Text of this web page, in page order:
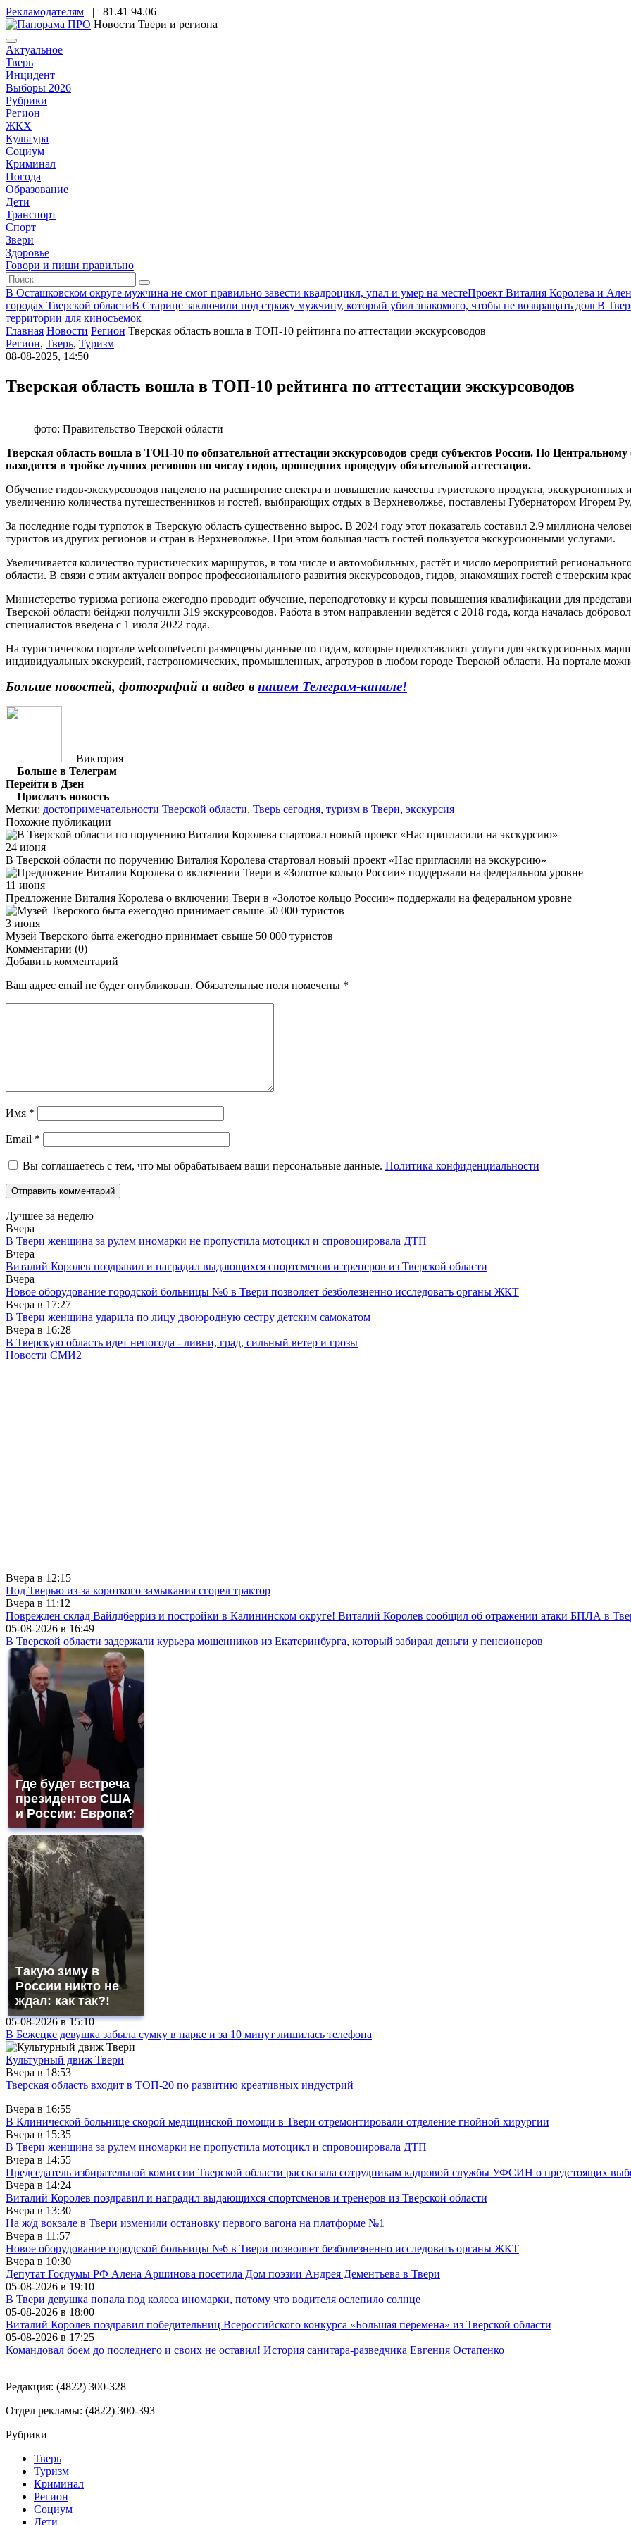
Рекламодателям | 81.41 94.06
Новости Твери и региона
Актуальное
Тверь
Инцидент
Выборы 2026
Рубрики
Регион
ЖКХ
Культура
Социум
Криминал
Погода
Образование
Дети
Транспорт
Спорт
Звери
Здоровье
Говори и пиши правильно
В Осташковском округе мужчина не смог правильно завести квадроцикл, упал и умер на местеПроект Виталия Королева и
городах Тверской областиВ Старице заключили под стражу мужчину, который убил знакомого, чтобы не возвращать долгВ
территории для киносъемок
Главная Новости Регион Тверская область вошла в ТОП-10 рейтинга по аттестации экскурсоводов
Регион, Тверь, Туризм
08-08-2025, 14:50
Тверская область вошла в ТОП-10 рейтинга по аттестации экскурсоводов
фото: Правительство Тверской области
Тверская область вошла в ТОП-10 по обязательной аттестации экскурсоводов среди субъектов России. По
находится в тройке лучших регионов по числу гидов, прошедших процедуру обязательной аттестации.
Обучение гидов-экскурсоводов нацелено на расширение спектра и повышение качества туристского продукта, экскурсионных
увеличению количества путешественников и гостей, выбирающих отдых в Верхневолжье, поставлены Губернатором Игорем
За последние годы турпоток в Тверскую область существенно вырос. В 2024 году этот показатель составил 2,9 миллиона
туристов из других регионов и стран в Верхневолжье. При этом большая часть гостей пользуется экскурсионными услугами.
Увеличивается количество туристических маршрутов, в том числе и автомобильных, растёт и число мероприятий
области. В связи с этим актуален вопрос профессионального развития экскурсоводов, гидов, знакомящих гостей с тверским
Министерство туризма региона ежегодно проводит обучение, переподготовку и курсы повышения квалификации для
Тверской области бейджи получили 319 экскурсоводов. Работа в этом направлении ведётся с 2018 года, когда началась
специалистов введена с 1 июля 2022 года.
На туристическом портале welcometver.ru размещены данные по гидам, которые предоставляют услуги для экскурсионных
индивидуальных экскурсий, гастрономических, промышленных, агротуров в любом городе Тверской области. На портале
Больше новостей, фотографий и видео в нашем Телеграм-канале!
Виктория
Больше в Телеграм
Перейти в Дзен
Прислать новость
Метки: достопримечательности Тверской области, Тверь сегодня, туризм в Твери, экскурсия
Похожие публикации
24 июня
В Тверской области по поручению Виталия Королева стартовал новый проект «Нас пригласили на экскурсию»
11 июня
Предложение Виталия Королева о включении Твери в «Золотое кольцо России» поддержали на федеральном уровне
3 июня
Музей Тверского быта ежегодно принимает свыше 50 000 туристов
Комментарии (0)
Добавить комментарий
Ваш адрес email не будет опубликован. Обязательные поля помечены *
Имя *
Email *
Вы соглашаетесь с тем, что мы обрабатываем ваши персональные данные. Политика конфиденциальности
Лучшее за неделю
Вчера
В Твери женщина за рулем иномарки не пропустила мотоцикл и спровоцировала ДТП
Вчера
Виталий Королев поздравил и наградил выдающихся спортсменов и тренеров из Тверской области
Вчера
Новое оборудование городской больницы №6 в Твери позволяет безболезненно исследовать органы ЖКТ
Вчера в 17:27
В Твери женщина ударила по лицу двоюродную сестру детским самокатом
Вчера в 16:28
В Тверскую область идет непогода - ливни, град, сильный ветер и грозы
Новости СМИ2
Вчера в 12:15
Под Тверью из-за короткого замыкания сгорел трактор
Вчера в 11:12
Поврежден склад Вайлдберриз и постройки в Калининском округе! Виталий Королев сообщил об отражении атаки БПЛА в
05-08-2026 в 16:49
В Тверской области задержали курьера мошенников из Екатеринбурга, который забирал деньги у пенсионеров
Где будет встреча
президентов США
и России: Европа?
Такую зиму в
России никто не
ждал: как так?!
05-08-2026 в15:10
В Бежецке девушка забыла сумку в парке и за 10 минут лишилась телефона
Культурный движ Твери
Вчера в 18:53
Тверская область входит в ТОП-20 по развитию креативных индустрий
Вчера в 16:55
В Клинической больнице скорой медицинской помощи в Твери отремонтировали отделение гнойной хирургии
Вчера в 15:35
В Твери женщина за рулем иномарки не пропустила мотоцикл и спровоцировала ДТП
Вчера в 14:55
Председатель избирательной комиссии Тверской области рассказала сотрудникам кадровой службы УФСИН о предстоящих
Вчера в 14:24
Виталий Королев поздравил и наградил выдающихся спортсменов и тренеров из Тверской области
Вчера в 13:30
На ж/д вокзале в Твери изменили остановку первого вагона на платформе №1
Вчера в 11:57
Новое оборудование городской больницы №6 в Твери позволяет безболезненно исследовать органы ЖКТ
Вчера в 10:30
Депутат Госдумы РФ Алена Аршинова посетила Дом поэзии Андрея Дементьева в Твери
05-08-2026 в 19:10
В Твери девушка попала под колеса иномарки, потому что водителя ослепило солнце
05-08-2026 в 18:00
Виталий Королев поздравил победительниц Всероссийского конкурса «Большая перемена» из Тверской области
05-08-2026 в 17:25
Командовал боем до последнего и своих не оставил! История санитара-разведчика Евгения Остапенко
Редакция: (4822) 300-328
Отдел рекламы: (4822) 300-393
Рубрики
Тверь
Туризм
Криминал
Регион
Социум
Дети